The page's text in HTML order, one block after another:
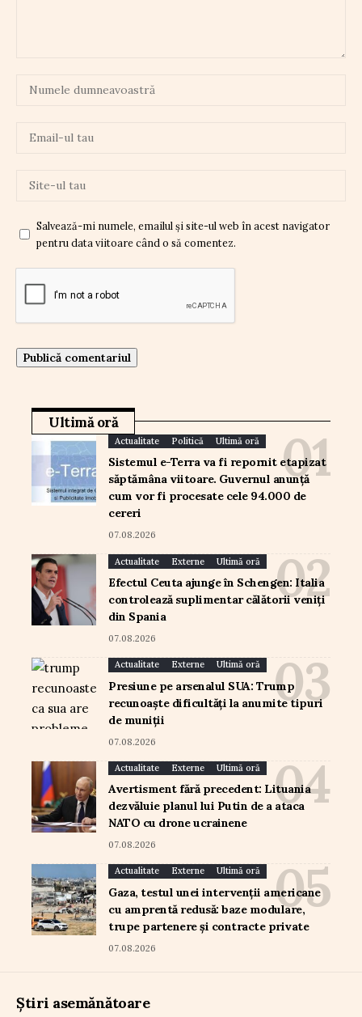
Salvează-mi numele, emailul și site-ul web în acest navigator
pentru data viitoare când o să comentez.
Ultimă oră
Actualitate Politică Ultimă oră
Sistemul e-Terra va fi repornit etapizat
săptămâna viitoare. Guvernul anunță
cum vor fi procesate cele 94.000 de
cereri
07.08.2026
Actualitate Externe Ultimă oră
Efectul Ceuta ajunge în Schengen: Italia
controlează suplimentar călătorii veniți
din Spania
07.08.2026
Actualitate Externe Ultimă oră
Presiune pe arsenalul SUA: Trump
recunoaște dificultăți la anumite tipuri
de muniții
07.08.2026
Actualitate Externe Ultimă oră
Avertisment fără precedent: Lituania
dezvăluie planul lui Putin de a ataca
NATO cu drone ucrainene
07.08.2026
Actualitate Externe Ultimă oră
Gaza, testul unei intervenții americane
cu amprentă redusă: baze modulare,
trupe partenere și contracte private
07.08.2026
Știri asemănătoare